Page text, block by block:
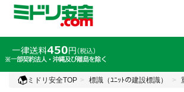
ミドリ安全TOP 標識（ﾕﾆｯﾄの建設標識）